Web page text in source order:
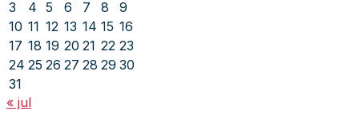
3
4 5 6 7 8
9
10 11 12 13 14 15 16
17 18 19 20 21 22 23
24 25 26 27 28 29 30
31
« jul